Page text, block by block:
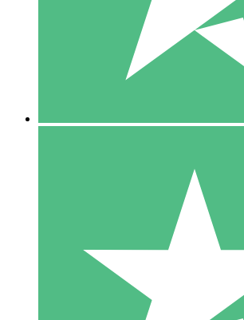
1 Nedladdningar
10 00
10 Nedladdningar
20 00